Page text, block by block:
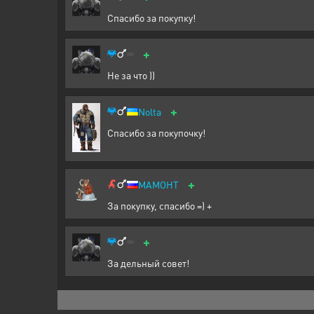
Спасибо за покупку!
+
Не за что ))
Nolta +
Спасибо за покупочку!
МАМОНТ +
За покупку, спасибо =) +
+
За дельный совет!